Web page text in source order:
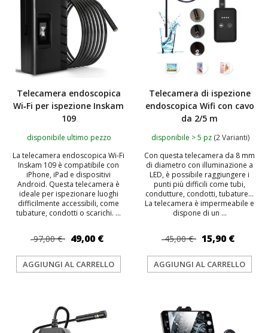
Telecamera endoscopica
Wi‑Fi per ispezione Inskam
109
disponibile ultimo pezzo
La telecamera endoscopica Wi‑Fi
Inskam 109 è compatibile con
iPhone, iPad e dispositivi
Android. Questa telecamera è
ideale per ispezionare luoghi
difficilmente accessibili, come
tubature, condotti o scarichi. ...
97,00 € 49,00 €
AGGIUNGI AL CARRELLO
Telecamera di ispezione
endoscopica Wifi con cavo
da 2/5 m
disponibile > 5 pz (2 Varianti)
Con questa telecamera da 8 mm
di diametro con illuminazione a
LED, è possibile raggiungere i
punti più difficili come tubi,
condutture, condotti, tubature...
La telecamera è impermeabile e
dispone di un ...
45,00 € 15,90 €
AGGIUNGI AL CARRELLO